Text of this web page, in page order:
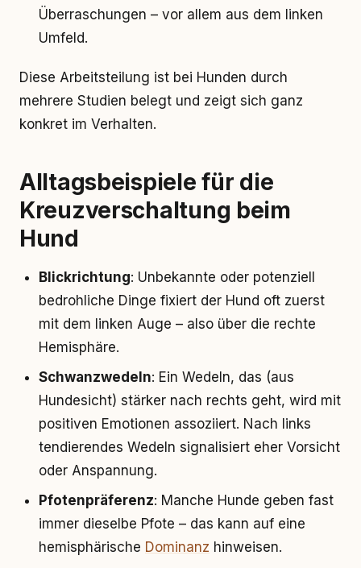
Überraschungen – vor allem aus dem linken
Umfeld.
Diese Arbeitsteilung ist bei Hunden durch
mehrere Studien belegt und zeigt sich ganz
konkret im Verhalten.
Alltagsbeispiele für die
Kreuzverschaltung beim
Hund
Blickrichtung: Unbekannte oder potenziell
bedrohliche Dinge fixiert der Hund oft zuerst
mit dem linken Auge – also über die rechte
Hemisphäre.
Schwanzwedeln: Ein Wedeln, das (aus
Hundesicht) stärker nach rechts geht, wird mit
positiven Emotionen assoziiert. Nach links
tendierendes Wedeln signalisiert eher Vorsicht
oder Anspannung.
Pfotenpräferenz: Manche Hunde geben fast
immer dieselbe Pfote – das kann auf eine
hemisphärische Dominanz hinweisen.